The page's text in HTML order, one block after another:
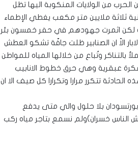
من الولايات المنكوبة اليها تظل
ثلاثة ملايين متر مكعب يغطي الإطماء
لكن اثمرت جهودهم في حفر خمسون بئر
الاّ ان الصنابير ظلت جافّة تشكو العطش
وتُباع من خلالها المياه للمواطن
عبقرية وهي حرق خطوط الانابيب
تتكرر مرارا وتكرارا كل صيف الا ان
بلا حلول والي متى يدفع
الناس خسران)ولم نسمع بتاجر مياه ركب